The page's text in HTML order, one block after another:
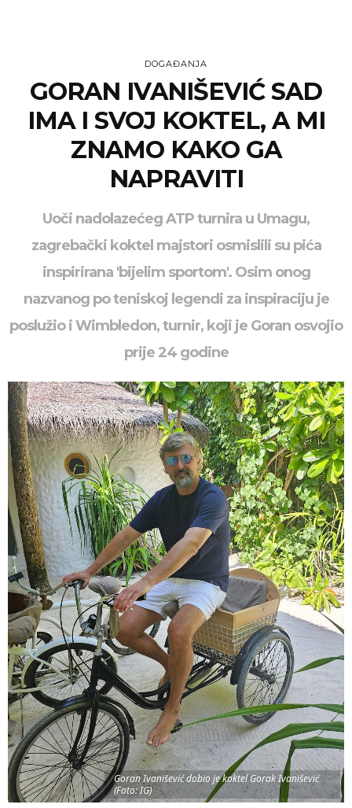
DOGAĐANJA
GORAN IVANIŠEVIĆ SAD
IMA I SVOJ KOKTEL, A MI
ZNAMO KAKO GA
NAPRAVITI
Uoči nadolazećeg ATP turnira u Umagu,
zagrebački koktel majstori osmislili su pića
inspirirana 'bijelim sportom'. Osim onog
nazvanog po teniskoj legendi za inspiraciju je
poslužio i Wimbledon, turnir, koji je Goran osvojio
prije 24 godine
Goran Ivanišević dobio je koktel Gorak Ivanišević
(Foto: IG)